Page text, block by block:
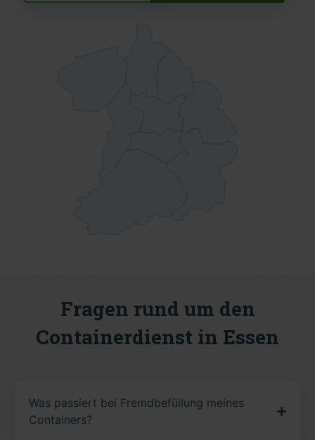
Fragen rund um den
Containerdienst in Essen
Was passiert bei Fremdbefüllung meines
Containers?